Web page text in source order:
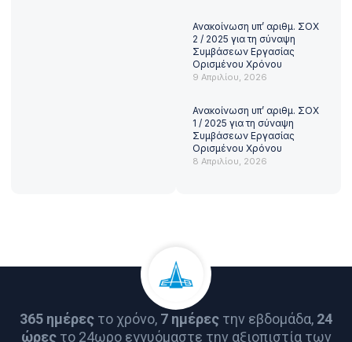
Ανακοίνωση υπ’ αριθμ. ΣΟΧ
2 / 2025 για τη σύναψη
Συμβάσεων Εργασίας
Ορισμένου Χρόνου
9 Απριλίου, 2026
Ανακοίνωση υπ’ αριθμ. ΣΟΧ
1 / 2025 για τη σύναψη
Συμβάσεων Εργασίας
Ορισμένου Χρόνου
8 Απριλίου, 2026
365 ημέρες το χρόνο, 7 ημέρες την εβδομάδα, 24
ώρεςτο 24ωρο εγγυόμαστε την αξιοπιστία των